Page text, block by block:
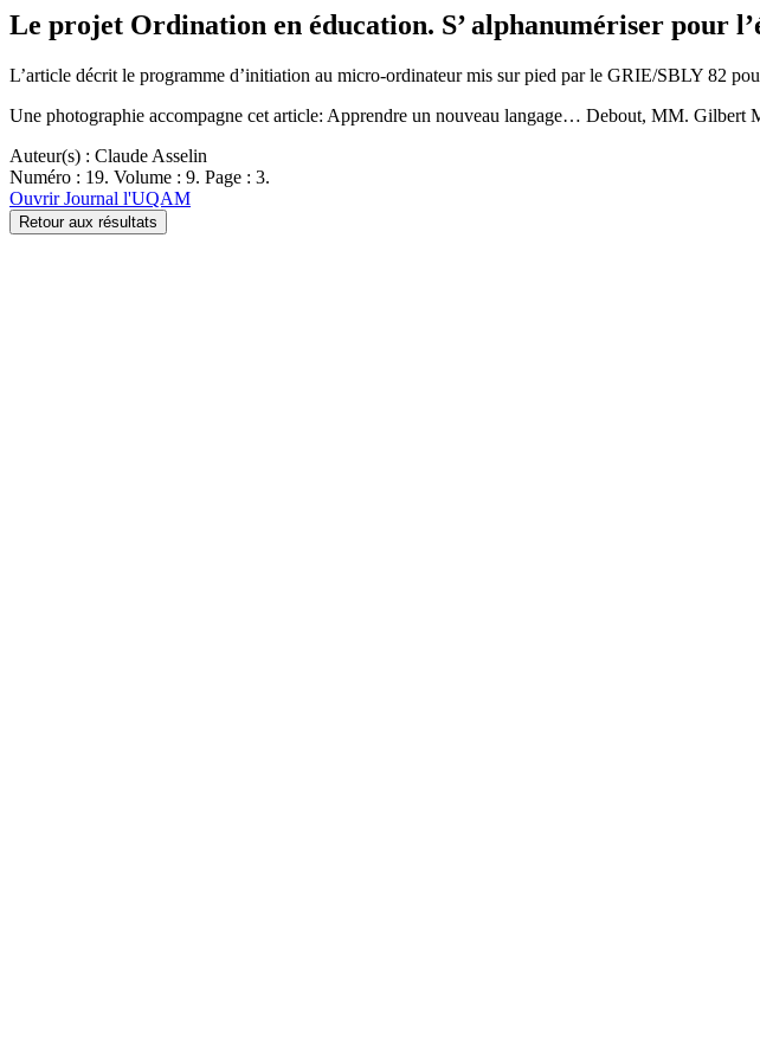
Le projet Ordination en éducation. S’ alphanumériser pour
L’article décrit le programme d’initiation au micro-ordinateur mis sur pied par le GRIE/SBLY 82
Une photographie accompagne cet article: Apprendre un nouveau langage… Debout, MM. Gilbert
Auteur(s) : Claude Asselin
Numéro : 19. Volume : 9. Page : 3.
Ouvrir Journal l'UQAM
Retour aux résultats